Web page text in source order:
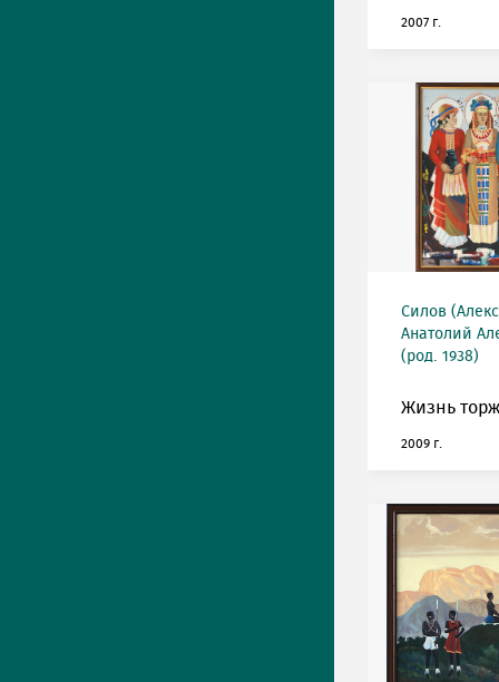
2007 г.
Силов
Анатолий
(род. 1938)
Жизнь
2009 г.